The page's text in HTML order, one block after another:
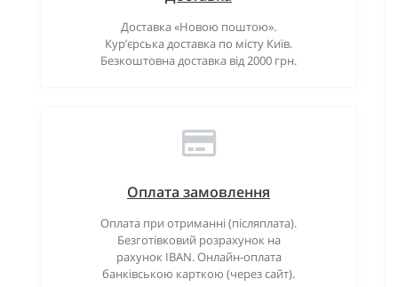
Доставка «Новою поштою».
Кур’єрська доставка по місту Київ.
Безкоштовна доставка від 2000 грн.
Оплата замовлення
Оплата при отриманні (післяплата).
Безготівковий розрахунок на
рахунок IBAN. Онлайн-оплата
банківською карткою (через сайт).